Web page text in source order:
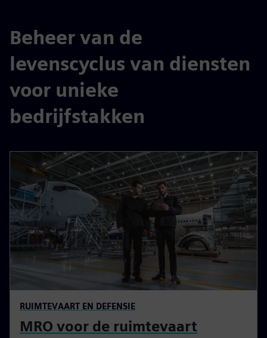
Beheer van de
levenscyclus van diensten
voor unieke
bedrijfstakken
RUIMTEVAART EN DEFENSIE
MRO voor de ruimtevaart